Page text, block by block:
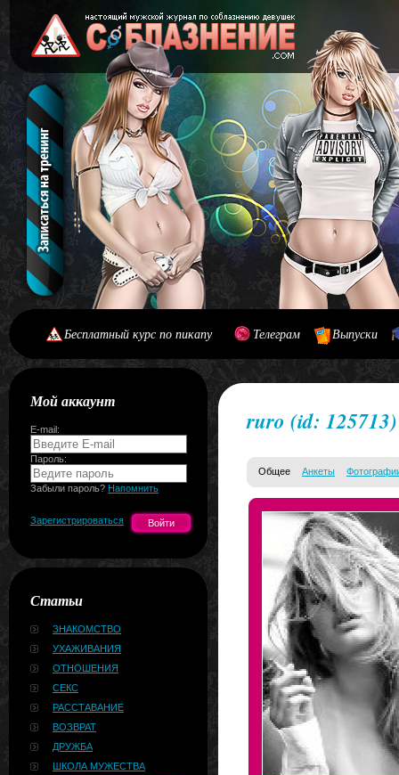
Бесплатный курс по пикапу Телеграм Выпуски
Мой аккаунт
E-mail:
Пароль:
Забыли пароль? Напомнить
Зарегистрироваться
Статьи
ЗНАКОМСТВО
УХАЖИВАНИЯ
ОТНОШЕНИЯ
СЕКС
РАССТАВАНИЕ
ВОЗВРАТ
ДРУЖБА
ШКОЛА МУЖЕСТВА
ruro (id: 125713)
Общее Анкеты